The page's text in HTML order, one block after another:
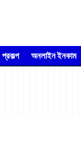
প্রকল্প অনলাইন ইনকাম